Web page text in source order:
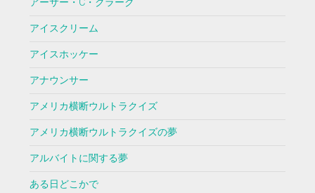
アーサー・C・クラーク
アイスクリーム
アイスホッケー
アナウンサー
アメリカ横断ウルトラクイズ
アメリカ横断ウルトラクイズの夢
アルバイトに関する夢
ある日どこかで